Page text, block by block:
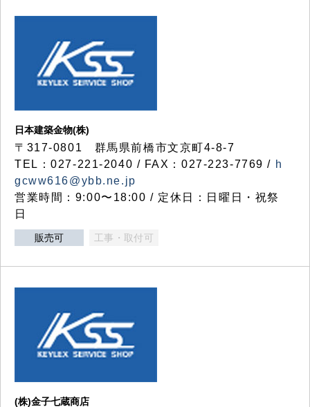
日本建築金物(株)
〒317‐0801 群馬県前橋市文京町4-8-7
TEL：027-221-2040 / FAX：027-223-7769 / h
gcww616@ybb.ne.jp
営業時間：9:00〜18:00 / 定休日：日曜日・祝祭
日
販売可 工事・取付可
(株)金子七蔵商店